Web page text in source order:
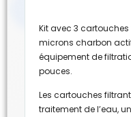
Kit avec 3 cartouches
microns charbon
équipement de
pouces.
Les cartouches
traitement de l’eau,